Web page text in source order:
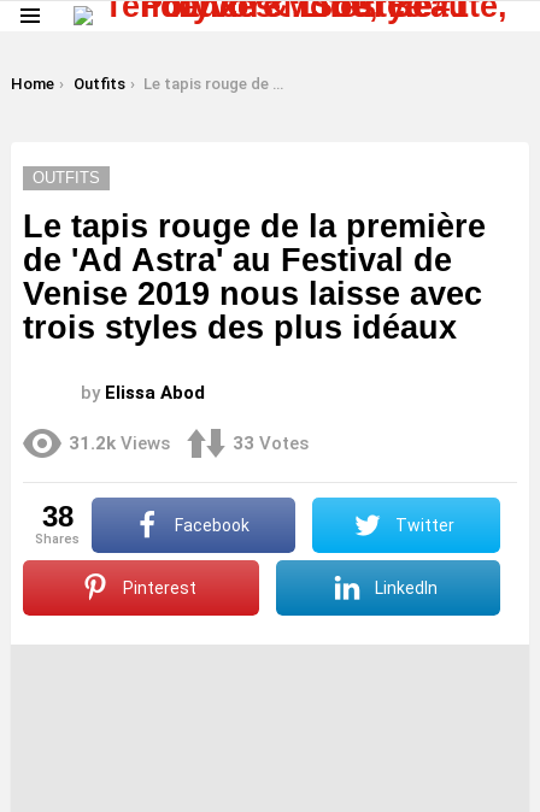
You are here:
Home Outfits Le tapis rouge de la première de 'Ad Astra' au Festival de Venise 2019 nous laisse avec trois styles des plus idéaux
OUTFITS
Le tapis rouge de la première
de 'Ad Astra' au Festival de
Venise 2019 nous laisse avec
trois styles des plus idéaux
by Elissa Abod
31.2k Views 33 Votes
38
shares
Facebook Twitter
Pinterest LinkedIn